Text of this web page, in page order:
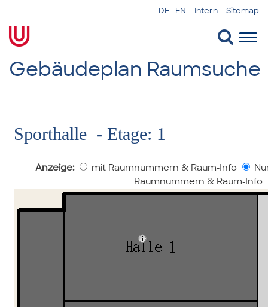
DE EN Intern Sitemap
Gebäudeplan Raumsuche
Sporthalle - Etage: 1
Anzeige: mit Raumnummern & Raum-Info
Raumnummern & Raum-Info